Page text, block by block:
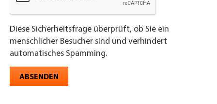
Diese Sicherheitsfrage überprüft, ob Sie ein
menschlicher Besucher sind und verhindert
automatisches Spamming.
ABSENDEN